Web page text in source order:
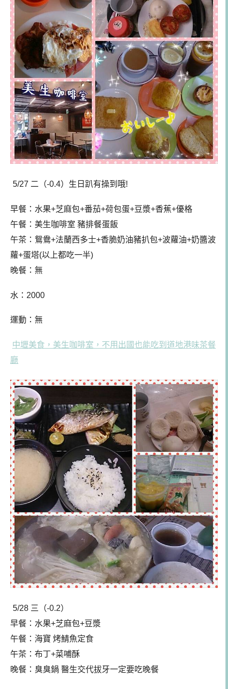
5/27 二（-0.4）生日趴有操到哦!
早餐： 水果+芝麻包+番茄+荷包蛋+豆漿+香蕉+優格
午餐 ：美生咖啡室 豬排餐蛋飯
午茶：鴛鴦+法蘭西多士+香脆奶油豬扒包+波蘿油+奶醬波
蘿+蛋塔(以上都吃一半)
晚餐：無
水：2000
運動：無
中壢美食，美生咖啡室，不用出國也能吃到道地港味茶餐
廳
5/28 三（-0.2）
早餐： 水果+芝麻包+豆漿
午餐 ： 海寶 烤鯖魚定食
午茶：布丁+菜哺酥
晚餐：臭臭鍋 醫生交代拔牙一定要吃晚餐